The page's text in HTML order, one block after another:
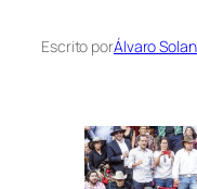
Escrito porÁlvaro